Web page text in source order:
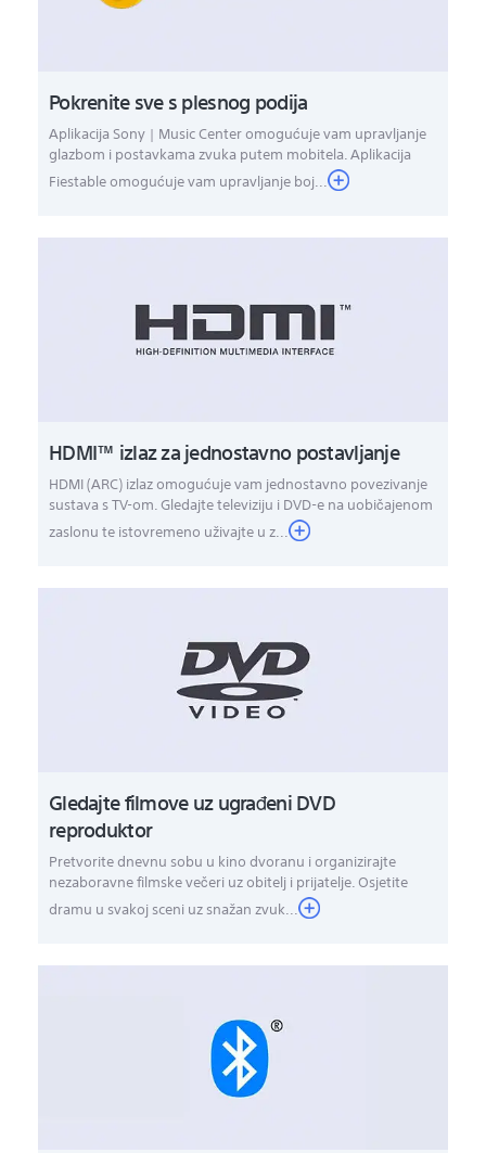
Pokrenite sve s plesnog podija
Aplikacija Sony | Music Center omogućuje vam upravljanje
glazbom i postavkama zvuka putem mobitela. Aplikacija
Fiestable omogućuje vam upravljanje boj...
HDMI™ izlaz za jednostavno postavljanje
HDMI (ARC) izlaz omogućuje vam jednostavno povezivanje
sustava s TV-om. Gledajte televiziju i DVD-e na uobičajenom
zaslonu te istovremeno uživajte u z...
Gledajte filmove uz ugrađeni DVD
reproduktor
Pretvorite dnevnu sobu u kino dvoranu i organizirajte
nezaboravne filmske večeri uz obitelj i prijatelje. Osjetite
dramu u svakoj sceni uz snažan zvuk...